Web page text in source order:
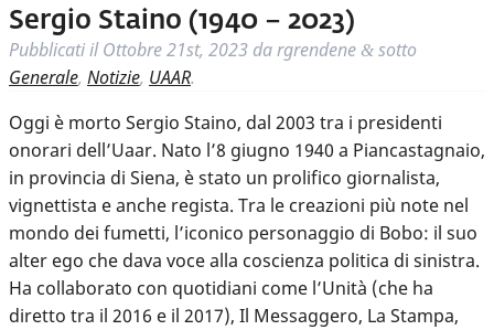
Sergio Staino (1940 – 2023)
Pubblicati ilOttobre 21st, 2023 dargrendene & sotto
Generale, Notizie, UAAR.
Oggi è morto Sergio Staino, dal 2003 tra i presidenti
onorari dell’Uaar. Nato l’8 giugno 1940 a Piancastagnaio,
in provincia di Siena, è stato un prolifico giornalista,
vignettista e anche regista. Tra le creazioni più note nel
mondo dei fumetti, l’iconico personaggio di Bobo: il suo
alter ego che dava voce alla coscienza politica di sinistra.
Ha collaborato con quotidiani come l’Unità (che ha
diretto tra il 2016 e il 2017), Il Messaggero, La Stampa,